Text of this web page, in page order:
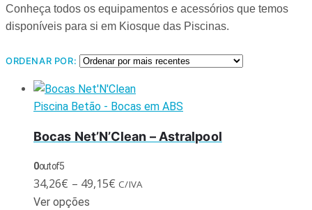
Conheça todos os equipamentos e acessórios que temos
disponíveis para si em Kiosque das Piscinas.
ORDENAR POR:
Piscina Betão - Bocas em ABS
Bocas Net’N’Clean – Astralpool
0out of 5
34,26€ – 49,15€ C/IVA
Ver opções